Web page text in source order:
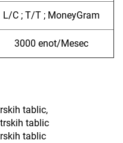
L/C ; T/T ; MoneyGram
3000 enot/Mesec
tablic,
tablic
tablic